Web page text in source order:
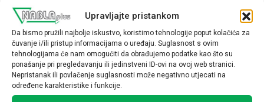
Upravljajte pristankom
Da bismo pružili najbolje iskustvo, koristimo tehnologije poput kolačića za
čuvanje i/ili pristup informacijama o uređaju. Suglasnost s ovim
tehnologijama će nam omogućiti da obrađujemo podatke kao što su
ponašanje pri pregledavanju ili jedinstveni ID-ovi na ovoj web stranici.
Nepristanak ili povlačenje suglasnosti može negativno utjecati na
određene karakteristike i funkcije.
Tipkalo
obična